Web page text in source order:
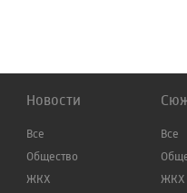
Новости
Все
Общество
ЖКХ
Все
ЖКХ